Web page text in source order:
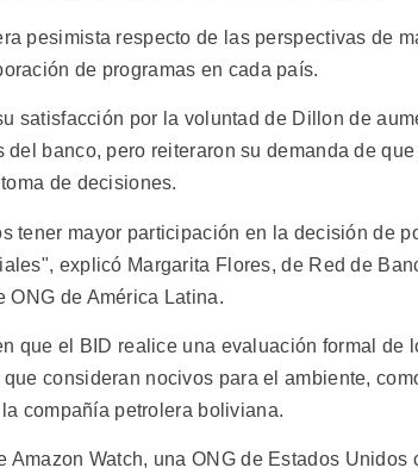
pesimista respecto de las perspectivas de
de programas en cada país.
satisfacción por la voluntad de Dillon de
del banco, pero reiteraron su demanda de
de decisiones.
tener mayor participación en la decisión de
explicó Margarita Flores, de Red de
ONG de América Latina.
que el BID realice una evaluación formal de
consideran nocivos para el ambiente,
compañía petrolera boliviana.
Amazon Watch, una ONG de Estados Unidos